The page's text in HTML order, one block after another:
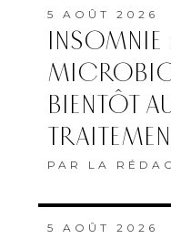
5 AOÛT 2026
INSOMNIE
BIENTÔT
PAR LA
5 AOÛT 2026